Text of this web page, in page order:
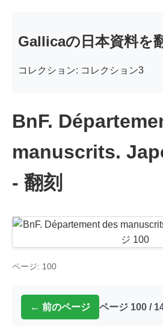
Gallicaの日本資料を
コレクション: コレクション3
BnF.
manuscrits.
- 翻刻
ページ: 100
← 前のページ ページ 100 /